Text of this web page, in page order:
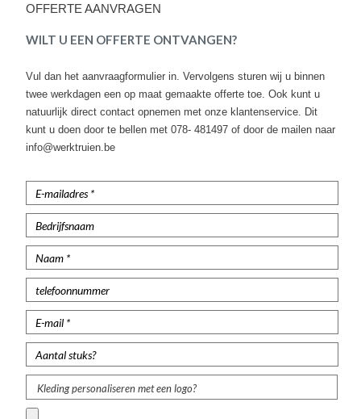
Werktruien met ritskraag
Werktruien met capuchon
Werktruien met lange rits
Veiligheidstruien
Polosweaters
Schipperstrui
Fleece trui
Werktruien met colkraag
Kindertruien
Vlamvertragende truien
OFFERTE AANVRAGEN
WILT U EEN OFFERTE ONTVANGEN?
Vul dan het aanvraagformulier in. Vervolgens sturen wij u binnen
twee werkdagen een op maat gemaakte offerte toe. Ook kunt u
natuurlijk direct contact opnemen met onze klantenservice. Dit
kunt u doen door te bellen met 078- 481497 of door de mailen naar
info@werktruien.be
Kleding personaliseren met een logo?